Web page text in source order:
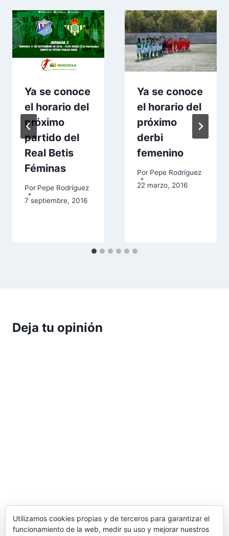
Ya se conoce
el horario del
próximo
partido del
Real Betis
Féminas
Por Pepe Rodríguez
7 septiembre, 2016
Ya se conoce
el horario del
próximo
derbi
femenino
Por Pepe Rodríguez
22 marzo, 2016
Deja tu opinión
Utilizamos cookies propias y de terceros para garantizar el
funcionamiento de la web, medir su uso y mejorar nuestros